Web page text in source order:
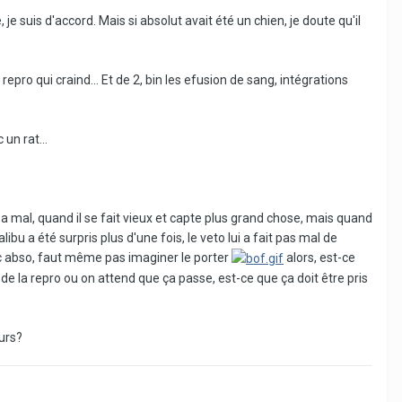
suis d'accord. Mais si absolut avait été un chien, je doute qu'il
qui craind... Et de 2, bin les efusion de sang, intégrations
rat...
quand il se fait vieux et capte plus grand chose, mais quand
a été surpris plus d'une fois, le veto lui a fait pas mal de
faut même pas imaginer le porter
alors, est-ce
la repro ou on attend que ça passe, est-ce que ça doit être pris